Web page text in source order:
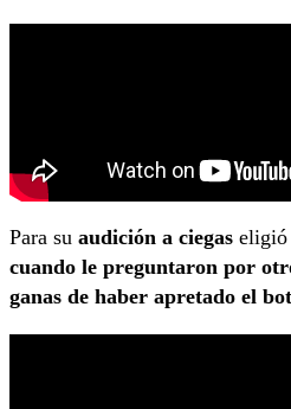
Para su audición a ciegas eligió
cuando le preguntaron por
ganas de haber apretado el